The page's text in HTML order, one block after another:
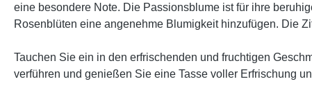
eine besondere Note. Die Passionsblume ist für ihre
Rosenblüten eine angenehme Blumigkeit hinzufügen. Die
Tauchen Sie ein in den erfrischenden und fruchtigen
verführen und genießen Sie eine Tasse voller Erfrischung